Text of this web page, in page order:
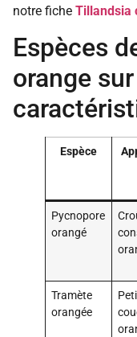
notre fiche Tillandsia
Espèces
orange
Espèce
Pycnopore
orangé
Tramète
orangée